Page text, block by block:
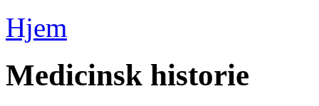
Hjem
Medicinsk historie